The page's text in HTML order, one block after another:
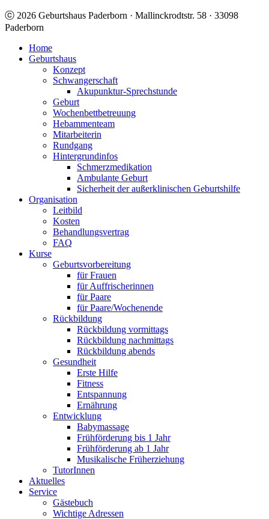
ⓒ 2026 Geburtshaus Paderborn · Mallinckrodtstr. 58 · 33098
Paderborn
Home
Geburtshaus
Konzept
Schwangerschaft
Akupunktur-Sprechstunde
Geburt
Wochenbettbetreuung
Hebammenteam
Mitarbeiterin
Rundgang
Hintergrundinfos
Schmerzmedikation
Ambulante Geburt
Sicherheit der außerklinischen Geburtshilfe
Organisation
Leitbild
Kosten
Behandlungsvertrag
FAQ
Kurse
Geburtsvorbereitung
für Frauen
für Auffrischerinnen
für Paare
für Paare/Wochenende
Rückbildung
Rückbildung vormittags
Rückbildung nachmittags
Rückbildung abends
Gesundheit
Erste Hilfe
Fitness
Entspannung
Ernährung
Entwicklung
Babymassage
Frühförderung bis 1 Jahr
Frühförderung ab 1 Jahr
Musikalische Früherziehung
TutorInnen
Aktuelles
Service
Gästebuch
Wichtige Adressen